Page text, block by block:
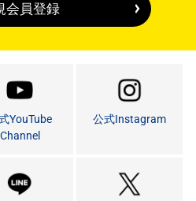
会員登録
YouTube
Channel
公式Instagram